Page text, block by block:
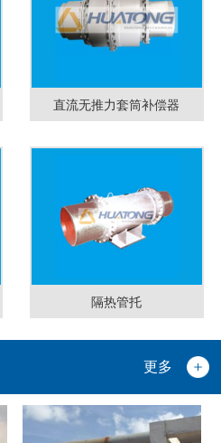
直流无推力套筒补偿器
隔热管托
更多